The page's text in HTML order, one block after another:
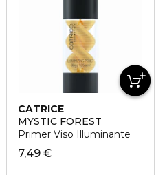
CATRICE
MYSTIC FOREST
Primer Viso Illuminante
7,49 €